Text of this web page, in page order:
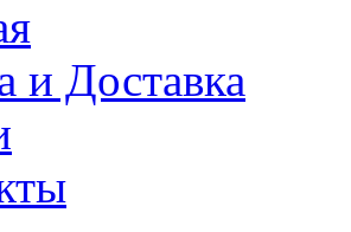
и Доставка